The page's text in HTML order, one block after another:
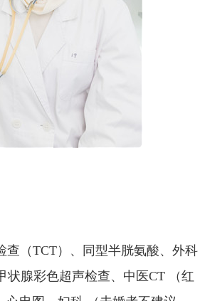
（TCT）、同型半胱氨酸、外科
状腺彩色超声检查、中医CT （红